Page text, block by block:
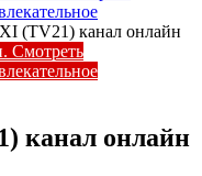
(TV21) канал онлайн
Смотреть
канал онлайн